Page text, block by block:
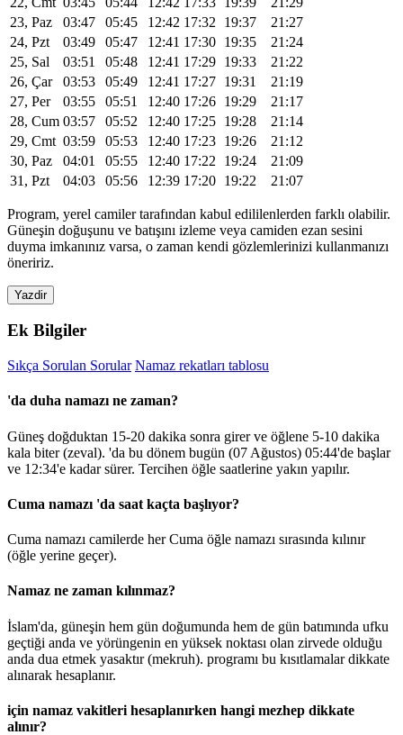
23, Paz
03:47 05:45 12:42 17:32 19:37
21:27
24, Pzt
03:49 05:47 12:41 17:30 19:35
21:24
25, Sal
03:51 05:48 12:41 17:29 19:33
21:22
26, Çar
03:53 05:49 12:41 17:27 19:31
21:19
27, Per
03:55 05:51 12:40 17:26 19:29
21:17
28, Cum 03:57 05:52 12:40 17:25 19:28
21:14
29, Cmt 03:59 05:53 12:40 17:23 19:26
21:12
30, Paz
04:01 05:55 12:40 17:22 19:24
21:09
31, Pzt
04:03 05:56 12:39 17:20 19:22 21:07
Program, yerel camiler tarafından kabul edililenlerden farklı olabilir.
Güneşin doğuşunu ve batışını izleme veya camiden ezan sesini
duyma imkanınız varsa, o zaman kendi gözlemlerinizi kullanmanızı
öneririz.
Yazdir
Ek Bilgiler
Sıkça Sorulan Sorular Namaz rekatları tablosu
'da duha namazı ne zaman?
Güneş doğduktan 15-20 dakika sonra girer ve öğlene 5-10 dakika
kala biter (zeval). 'da bu dönem bugün (07 Ağustos) 05:44'de başlar
ve 12:34'e kadar sürer. Tercihen öğle saatlerine yakın yapılır.
Cuma namazı 'da saat kaçta başlıyor?
Cuma namazı camilerde her Cuma öğle namazı sırasında kılınır
(öğle yerine geçer).
Namaz ne zaman kılınmaz?
İslam'da, güneşin hem gün doğumunda hem de gün batımında ufku
geçtiği anda ve yörüngenin en yüksek noktası olan zirvede olduğu
anda dua etmek yasaktır (mekruh). programı bu kısıtlamalar dikkate
alınarak hesaplanır.
için namaz vakitleri hesaplanırken hangi mezhep dikkate
alınır?